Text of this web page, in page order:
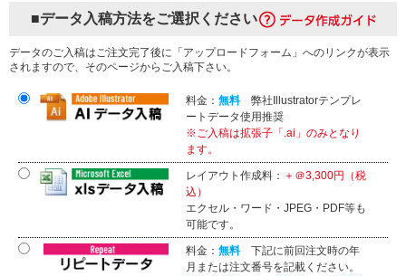
■データ入稿方法をご選択ください
データのご入稿はご注文完了後に「アップロードフォーム」へのリンクが表示
されますので、そのページからご入稿下さい。
料金：無料 弊社Illustratorテンプレ
ートデータ使用推奨
※ご入稿は拡張子「.ai」のみとなり
ます。
レイアウト作成料： ＋＠3,300円（税
込）
エクセル・ワード・JPEG・PDF等も
可能です。
料金：無料 下記に前回注文時の年
月または注文番号を記載ください。